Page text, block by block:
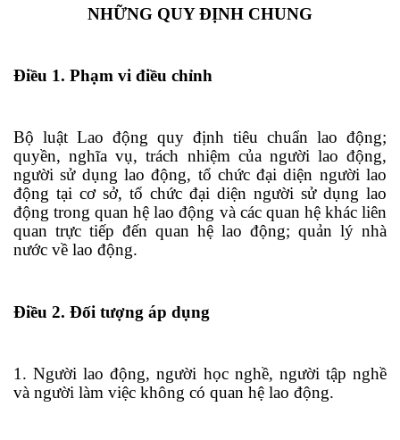
NHỮNG QUY ĐỊNH CHUNG
Điều 1. Phạm vi điều chỉnh
Bộ luật Lao động quy định tiêu chuẩn lao động;
quyền, nghĩa vụ, trách nhiệm của người lao động,
người sử dụng lao động, tổ chức đại diện người lao
động tại cơ sở, tổ chức đại diện người sử dụng lao
độngtrong quan hệ lao động và các quan hệ khác liên
quan trực tiếp đến quan hệ lao động; quản lý nhà
nước về lao động.
Điều 2. Đối tượng áp dụng
1. Người lao động, người học nghề, người tập nghề
và người làm việc không có quan hệ lao động.